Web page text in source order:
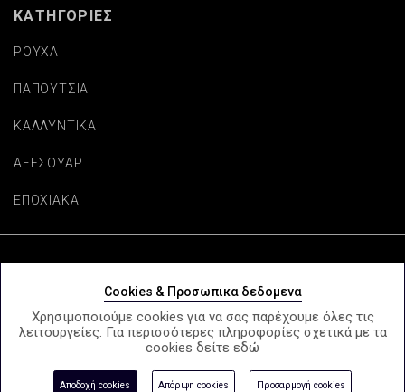
ΚΑΤΗΓΟΡΙΕΣ
ΡΟΥΧΑ
ΠΑΠΟΥΤΣΙΑ
ΚΑΛΛΥΝΤΙΚΑ
ΑΞΕΣΟΥΑΡ
ΕΠΟΧΙΑΚΑ
e-Shop by Synergic Software
Cookies & Προσωπικα δεδομενα
Χρησιμοποιούμε cookies για να σας παρέχουμε όλες τις
λειτουργείες. Για περισσότερες πληροφορίες σχετικά με τα
cookies δείτε εδώ
Αποδοχή cookies Απόριψη cookies Προσαρμογή cookies